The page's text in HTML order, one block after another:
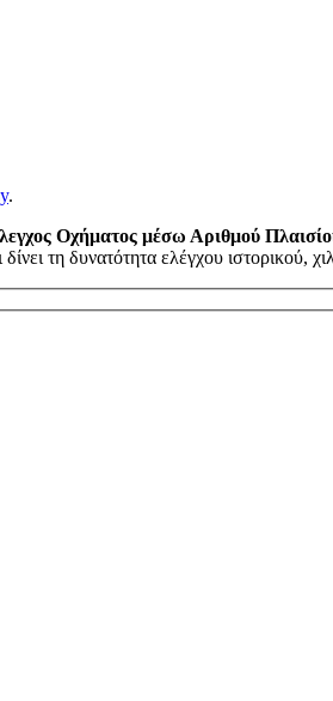
.
Οχήματος μέσω Αριθμού
τη δυνατότητα ελέγχου ιστορικού,